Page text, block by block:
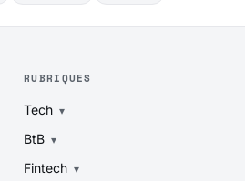
RUBRIQUES
Tech
BtB
Fintech